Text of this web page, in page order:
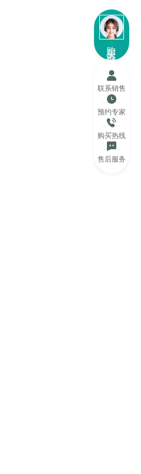
购买咨询
联系销售
预约专家
购买热线
售后服务